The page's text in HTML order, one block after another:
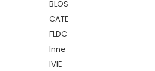
BLOS
CATE
FLDC
Inne
IVIE